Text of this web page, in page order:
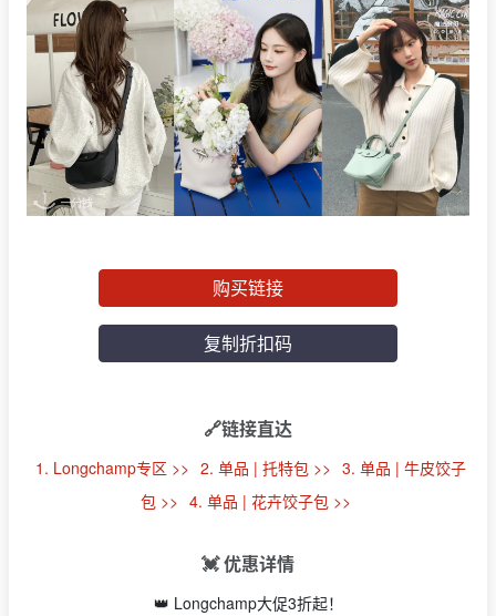
购买链接
复制折扣码
🔗链接直达
1. Longchamp专区 >> 2. 单品 | 托特包 >> 3. 单品 | 牛皮饺子
包 >> 4. 单品 | 花卉饺子包 >>
💓 优惠详情
👑 Longchamp大促3折起！